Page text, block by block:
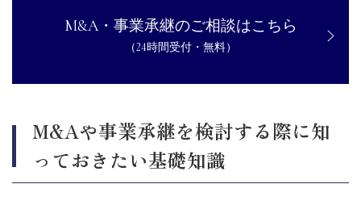
M&A・事業承継のご相談はこちら
（24時間受付・無料）
M&Aや事業承継を検討する際に知
っておきたい基礎知識